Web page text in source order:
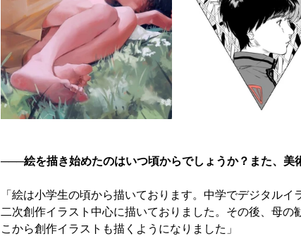
───絵を描き始めたのはいつ頃からでしょうか？また、美
「絵は小学生の頃から描いております。中学でデジタル
二次創作イラスト中心に描いておりました。その後、母
こから創作イラストも描くようになりました」